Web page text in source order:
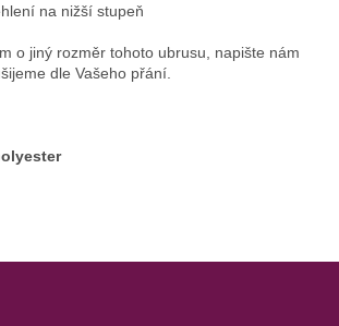
na nižší stupeň
o jiný rozměr tohoto ubrusu, napište nám
dle Vašeho přání.